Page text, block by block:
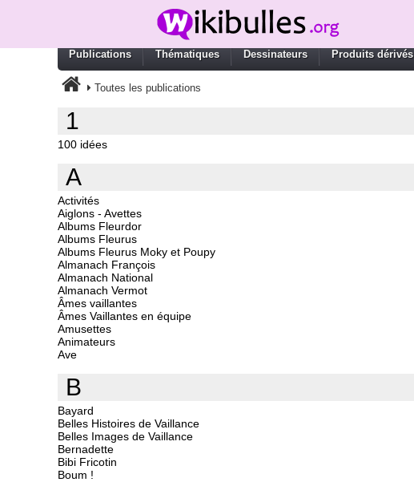
Publications Thématiques Dessinateurs Produits dérivés
Toutes les publications
1
100 idées
A
Activités
Aiglons - Avettes
Albums Fleurdor
Albums Fleurus
Albums Fleurus Moky et Poupy
Almanach François
Almanach National
Almanach Vermot
Âmes vaillantes
Âmes Vaillantes en équipe
Amusettes
Animateurs
Ave
B
Bayard
Belles Histoires de Vaillance
Belles Images de Vaillance
Bernadette
Bibi Fricotin
Boum !